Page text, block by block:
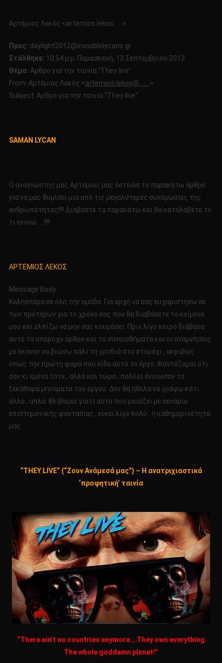
>>!!!!
Αρτέμιος Λεκός <artemios.lekos……>
Προς: daylight2012@invisiblelycans.gr
Στάλθηκε: 10:54 μ.μ. Παρασκευή, 13 Σεπτεμβρίου 2013
Θέμα: Άρθρο για την ταινία “They live”
From: Αρτέμιος Λεκός <artemios.lekos@……. >
Subject: Άρθρο για την ταινία “They live”
SAMAN LYCAN
O αναγνώστης μας Αρτέμιος μας έστειλε το παρακάτω άρθρο
για να μας θυμίσει μια από τις μεγαλύτερες συνομωσίες της
ανθρωπότητας!!!! Διαβάστε τα παρακάτω και θα καταλάβετε το
τι εννοώ…..!!!!
ΑΡΤΕΜΙΟΣ ΛΕΚΟΣ
Message Body:
Καλησπέρα σε όλη την ομάδα. Για αρχή να σας ευχαριστήσω εκ
των προτέρων για το χρόνο σας που θα διαβάσετε το κείμενο
μου και ελπίζω να μην σας κουράσει. Πριν λίγο καιρό διάβασα
αυτό το υπέροχο άρθρο και τα συναισθήματα και οι αναμνήσεις
με έκαναν να βιώσω πάλι τη γροθιά στο στομάχι , ακριβώς
όπως την πρώτη φορά που είδα αυτό το έργο. Φαντάζομαι ότι
σαν κι εμένα τότε , αλλά και τώρα , πολλοί ένοιωσαν τα
ξεκάθαρα μηνύματα του έργου. Δεν θα ήθελα να γράψω κάτι
άλλο , απλά θλίβομαι γιατί αυτό που μοιάζει με σενάριο
επιστημονικής φαντασίας , είναι λίγο πολύ , η καθημερινότητα
μας.
“THEY LIVE” (“Ζουν Ανάμεσά μας”) – Η ανατριχιαστικά
‘προφητική’ ταινία
“There ain’t no countries anymore….They own everything.
The whole goddamn planet!”